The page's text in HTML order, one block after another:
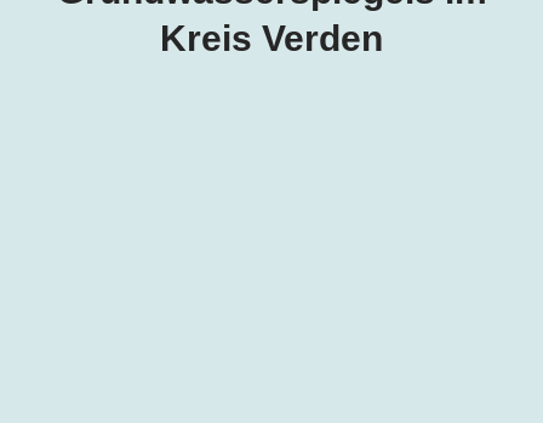
Kreis Verden